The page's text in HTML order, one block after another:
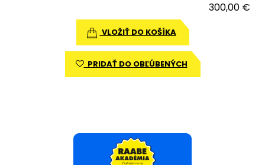
300,00 €
VLOŽIŤ DO KOŠÍKA
PRIDAŤ DO OBĽÚBENÝCH